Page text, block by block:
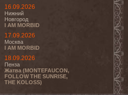
16.09.2026
Нижний
Новгород
I AM MORBID
17.09.2026
Москва
I AM MORBID
18.09.2026
Пенза
Жатва (MONTEFAUCON,
FOLLOW THE SUNRISE,
THE KOLOSS)